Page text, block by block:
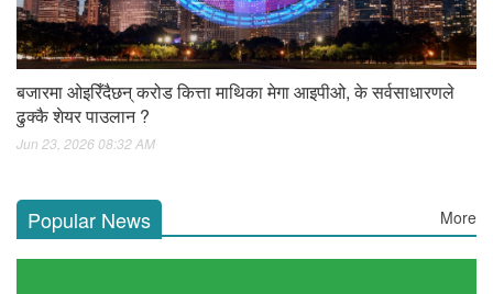
बजारमा ओइरिँदैछन् करोड कित्ता माथिका मेगा आइपीओ, के सर्वसाधारणले
ढुक्कै शेयर पाउलान ?
Jun 23, 2026 08:32 AM
Popular News More